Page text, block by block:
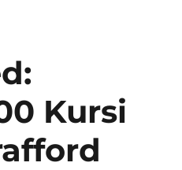
Kursi